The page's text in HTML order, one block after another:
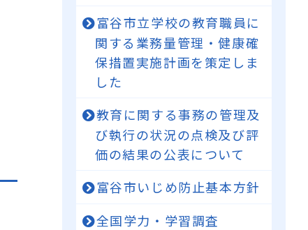
富谷市立学校の教育職員に
関する業務量管理・健康確
保措置実施計画を策定しま
した
教育に関する事務の管理及
び執行の状況の点検及び評
価の結果の公表について
富谷市いじめ防止基本方針
全国学力・学習調査